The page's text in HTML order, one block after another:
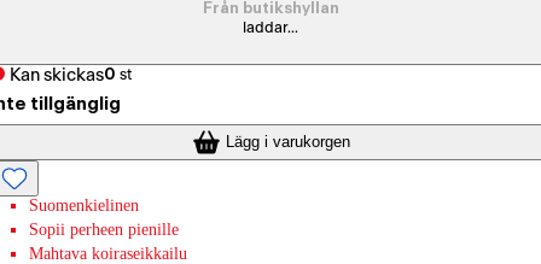
Från butikshyllan
laddar...
Kan skickas0 st
tillgänglig
Lägg i varukorgen
Suomenkielinen
Sopii perheen pienille
Mahtava koiraseikkailu